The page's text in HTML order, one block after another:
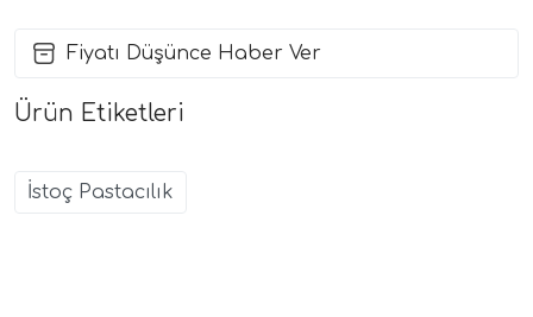
Fiyatı Düşünce Haber Ver
Ürün Etiketleri
İstoç Pastacılık